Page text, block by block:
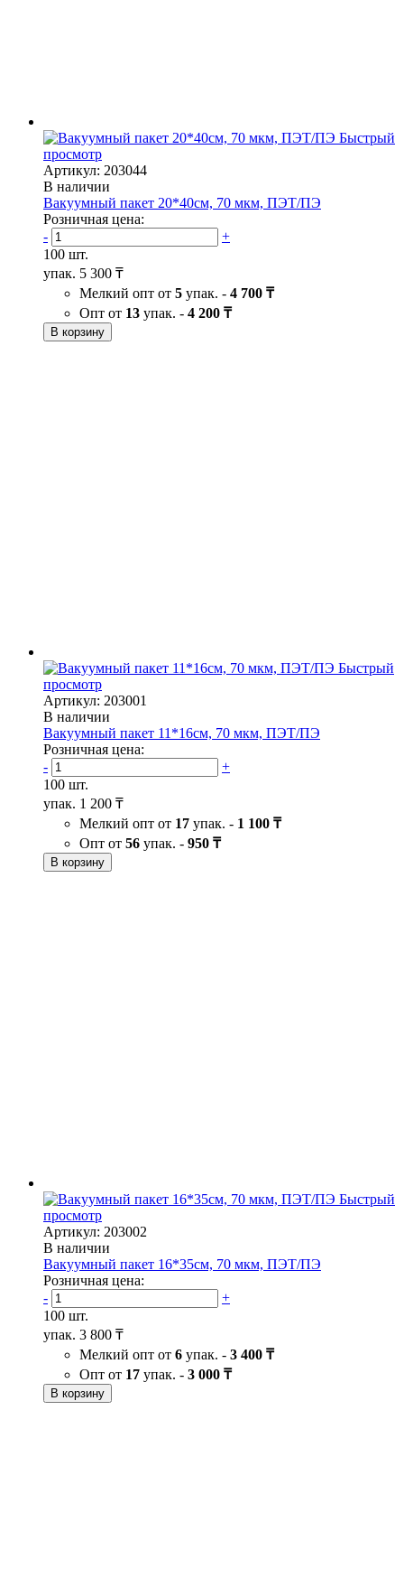
Быстрый
просмотр
Артикул: 203044
В наличии
Вакуумный пакет 20*40см, 70 мкм, ПЭТ/ПЭ
Розничная цена:
-
+
100 шт.
упак. 5 300 ₸
Мелкий опт от 5 упак. - 4 700 ₸
Опт от 13 упак. - 4 200 ₸
В корзину
Быстрый
просмотр
Артикул: 203001
В наличии
Вакуумный пакет 11*16см, 70 мкм, ПЭТ/ПЭ
Розничная цена:
-
+
100 шт.
упак. 1 200 ₸
Мелкий опт от 17 упак. - 1 100 ₸
Опт от 56 упак. - 950 ₸
В корзину
Быстрый
просмотр
Артикул: 203002
В наличии
Вакуумный пакет 16*35см, 70 мкм, ПЭТ/ПЭ
Розничная цена:
-
+
100 шт.
упак. 3 800 ₸
Мелкий опт от 6 упак. - 3 400 ₸
Опт от 17 упак. - 3 000 ₸
В корзину